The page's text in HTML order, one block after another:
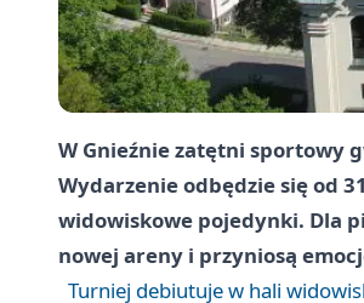
W Gnieźnie zatętni sportowy
Wydarzenie odbędzie się od
widowiskowe pojedynki. Dla
nowej areny i przyniosą
Turniej debiutuje w hali